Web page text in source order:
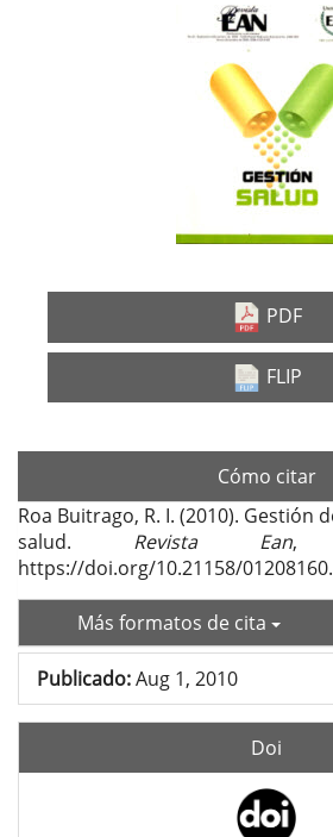
PDF
FLIP
Cómo citar
Roa Buitrago, R. I. (2010). Gestión
salud. Revista Ean,
https://doi.org/10.21158/
Más formatos de cita
Publicado:Aug 1, 2010
Doi